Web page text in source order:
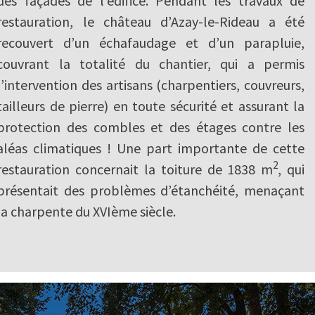
le château d’Azay-le-Rideau a été
d’un échafaudage et d’un parapluie,
la totalité du chantier, qui a permis
des artisans (charpentiers, couvreurs,
de pierre) en toute sécurité et assurant la
des combles et des étages contre les
climatiques ! Une part importante de cette
concernait la toiture de 1838 m2, qui
des problèmes d’étanchéité, menaçant
charpente du XVIème siècle.